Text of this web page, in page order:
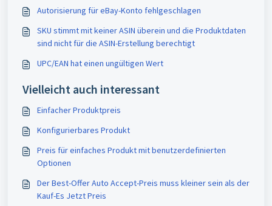
Autorisierung für eBay-Konto fehlgeschlagen
SKU stimmt mit keiner ASIN überein und die Produktdaten
sind nicht für die ASIN-Erstellung berechtigt
UPC/EAN hat einen ungültigen Wert
Vielleicht auch interessant
Einfacher Produktpreis
Konfigurierbares Produkt
Preis für einfaches Produkt mit benutzerdefinierten
Optionen
Der Best-Offer Auto Accept-Preis muss kleiner sein als der
Kauf-Es Jetzt Preis